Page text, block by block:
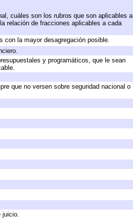
cuáles son los rubros que son aplicables a
relación de fracciones aplicables a cada
la mayor desagregación posible.
y programáticos, que le sean
que no versen sobre seguridad nacional o
juicio.